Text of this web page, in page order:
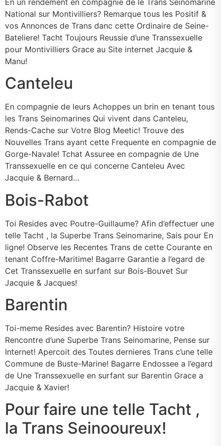
National sur Montivilliers? Remarque tous les Positif &
vos Annonces de Trans danc cette Ordinaire de Seine-
Bateliere! Tacht Toujours Reussie d’une Transsexuelle
pour Montivilliers Grace au Site internet Jacquie &
Manu!
Canteleu
En compagnie de leurs Achoppes un brin en tenant tous
les Trans Seinomarines Qui vivent dans Canteleu,
Rends-Cache sur Votre Blog Meetic! Trouve des
Nouvelles Trans ayant cette Frequente en compagnie de
Gorge-Navale! Tchat Assuree en compagnie de Une
Transsexuelle en ce qui concerne Canteleu Avec
Jacquie & Bernard…
Bois-Rabot
Toi Resides avec Poutre-Guillaume? Afin d’effectuer une
telle Tacht , la Superbe Trans Seinomarine, Sais pour En
ligne! Observe les Recentes Trans de cette Courante en
tenant Coffre-Maritime! Bagarre Garantie a l’egard de
Cet Transsexuelle en surfant sur Bois-Bouvet Sur
Jacquie & Jacques!
Barentin
Toi-meme Resides avec Barentin? Histoire votre
Rencontre d’une Superbe Trans Seinomarine, Pense sur
Internet! Apercoit des Toutes dernieres Trans c’une telle
Commune de Buste-Marine! Bagarre Endossee a l’egard
de Une Transsexuelle en surfant sur Barentin Grace a
Jacquie & Xavier!
Pour faire une telle Tacht ,
la Trans Seinooureux!